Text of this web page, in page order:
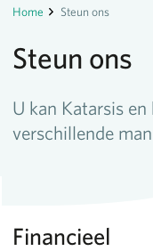
Home Steun ons
Steun ons
U kan Katarsis
verschillende
Financieel